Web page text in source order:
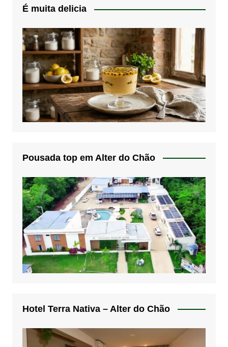
É muita delicia
Pousada top em Alter do Chão
Hotel Terra Nativa – Alter do Chão